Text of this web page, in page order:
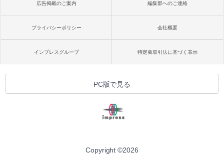
広告掲載のご案内 編集部へのご連絡
プライバシーポリシー 会社概要
インプレスグループ 特定商取引法に基づく表示
PC版で見る
Copyright ©2026